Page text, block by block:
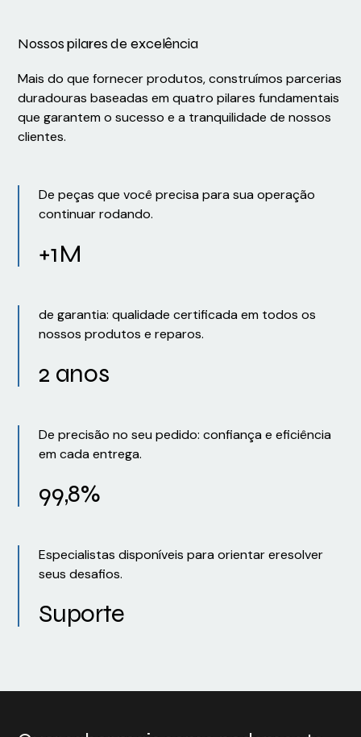
Nossos pilares de excelência
Mais do que fornecer produtos, construímos parcerias
duradouras baseadas em quatro pilares fundamentais
que garantem o sucesso e a tranquilidade de nossos
clientes.
De peças que você precisa para sua operação
continuar rodando.
+1M
de garantia: qualidade certificada em todos os
nossos produtos e reparos.
2 anos
De precisão no seu pedido: confiança e eficiência
em cada entrega.
99,8%
Especialistas disponíveis para orientar eresolver
seus desafios.
Suporte